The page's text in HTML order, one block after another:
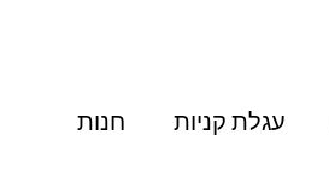
עגלת קניות חנות